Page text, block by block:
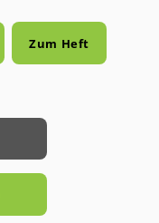
Zum Heft